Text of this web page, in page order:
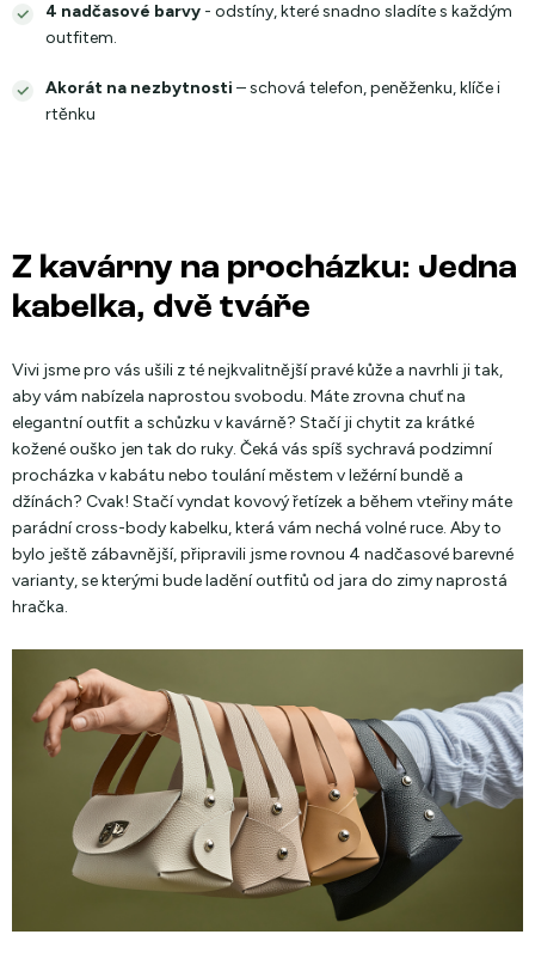
4 nadčasové barvy - odstíny, které snadno sladíte s každým
outfitem.
Akorát na nezbytnosti – schová telefon, peněženku, klíče i
rtěnku
Z kavárny na procházku: Jedna
kabelka, dvě tváře
Vivi jsme pro vás ušili z té nejkvalitnější pravé kůže a navrhli ji tak,
aby vám nabízela naprostou svobodu. Máte zrovna chuť na
elegantní outfit a schůzku v kavárně? Stačí ji chytit za krátké
kožené ouško jen tak do ruky. Čeká vás spíš sychravá podzimní
procházka v kabátu nebo toulání městem v ležérní bundě a
džínách? Cvak! Stačí vyndat kovový řetízek a během vteřiny máte
parádní cross-body kabelku, která vám nechá volné ruce. Aby to
bylo ještě zábavnější, připravili jsme rovnou 4 nadčasové barevné
varianty, se kterými bude ladění outfitů od jara do zimy naprostá
hračka.